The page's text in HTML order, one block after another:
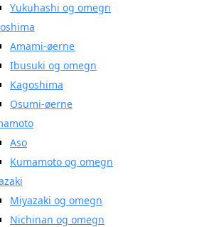
Yukuhashi og omegn
Amami-øerne
Ibusuki og omegn
Kagoshima
Osumi-øerne
Aso
Kumamoto og omegn
Miyazaki og omegn
Nichinan og omegn